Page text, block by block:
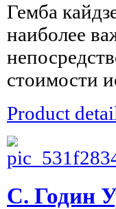
Гемба
наиболее
стоимости
Product
С. Годин